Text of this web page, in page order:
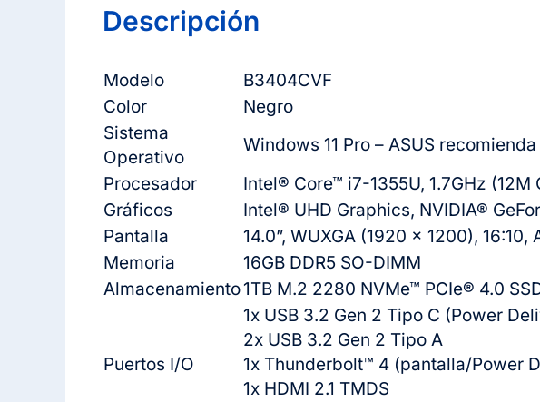
Descripción
Modelo
B3404CVF
Color
Negro
Sistema
Operativo
Windows 11 Pro – ASUS
Procesador
Intel® Core™ i7-1355U, 1.7GHz
Gráficos
Intel® UHD Graphics, NVIDIA®
Pantalla
14.0”, WUXGA (1920 x 1200),
Memoria
16GB DDR5 SO-DIMM
Almacenamiento1TB M.2 2280 NVMe™ PCIe® 4.0
Puertos I/O
1x USB 3.2 Gen 2 Tipo C (Power
2x USB 3.2 Gen 2 Tipo A
1x Thunderbolt™ 4 (pantalla/Power
1x HDMI 2.1 TMDS